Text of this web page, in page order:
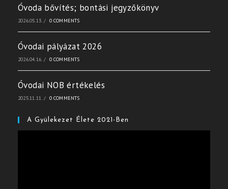
Óvoda bővítés; bontási jegyzőkönyv
2026.05.13. / 0 COMMENTS
Óvodai pályázat 2026
2026.04.16. / 0 COMMENTS
Óvodai NOB értékelés
2025.11.11. / 0 COMMENTS
A Gyülekezet Élete 2021-Ben